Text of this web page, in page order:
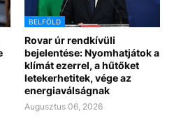
BELFÖLD
Rovar úr rendkívüli
bejelentése: Nyomhatjátok a
klímát ezerrel, a hűtőket
letekerhetitek, vége az
energiaválságnak
Augusztus 06, 2026